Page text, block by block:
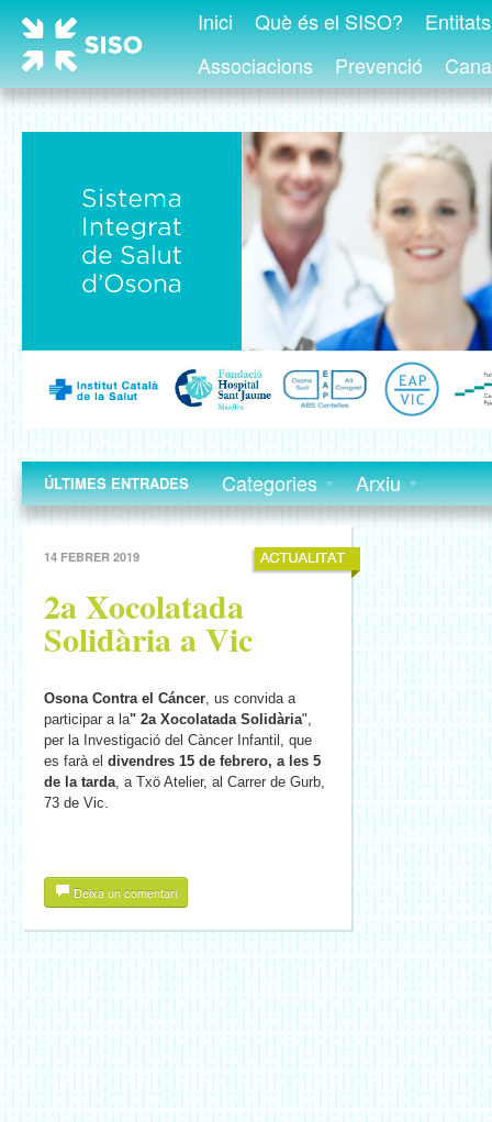
Inici Què és el SISO?
Associacions
Prevenció
ÚLTIMES ENTRADES Categories Arxiu
14 FEBRER 2019
2a Xocolatada
Solidària a Vic
Osona Contra el Cáncer, us convida a
participar a la" 2a Xocolatada Solidària",
per la Investigació del Càncer Infantil, que
es farà el divendres 15 de febrero, a les 5
de la tarda, a Txö Atelier, al Carrer de Gurb,
73 de Vic.
Deixa un comentari